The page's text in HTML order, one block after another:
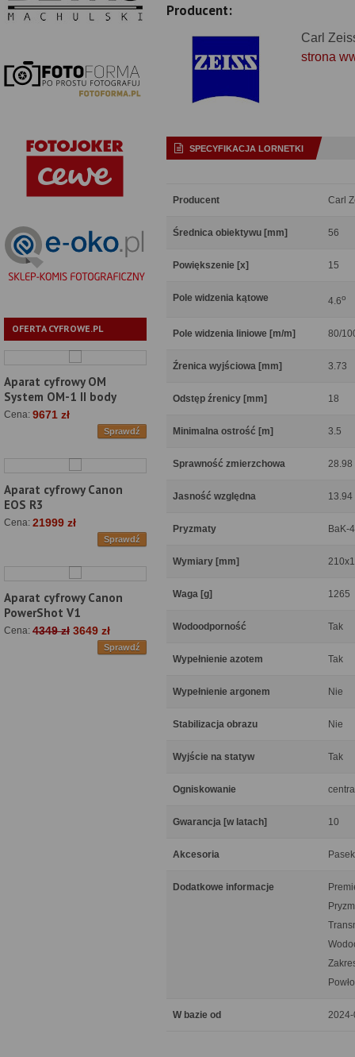
OFERTA CYFROWE.PL
Aparat cyfrowy OM
System OM-1 II body
Cena: 9671 zł
Sprawdź
Aparat cyfrowy Canon
EOS R3
Cena: 21999 zł
Sprawdź
Aparat cyfrowy Canon
PowerShot V1
Cena: 4349 zł 3649 zł
Sprawdź
Producent:
Carl
strona
SPECYFIKACJA LORNETKI
Producent Carl
Średnica obiektywu [mm] 56
Powiększenie [x] 15
Pole widzenia kątowe 4.6o
Pole widzenia liniowe [m/m] 80/
Źrenica wyjściowa [mm] 3.73
Odstęp źrenicy [mm] 18
Minimalna ostrość [m] 3.5
Sprawność zmierzchowa 28.98
Jasność względna 13.94
Pryzmaty BaK-
Wymiary [mm]
Waga [g] 1265
Wodoodporność Tak
Wypełnienie azotem Tak
Wypełnienie argonem Nie
Stabilizacja obrazu Nie
Wyjście na statyw Tak
Ogniskowanie
Gwarancja [w latach] 10
Akcesoria
Dodatkowe informacje
W bazie od